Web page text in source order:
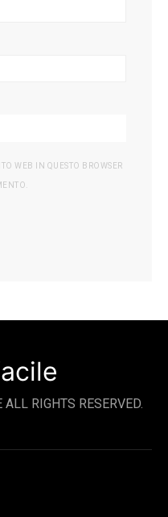
WEB IN QUESTO BROWSER
RIGHTS RESERVED.